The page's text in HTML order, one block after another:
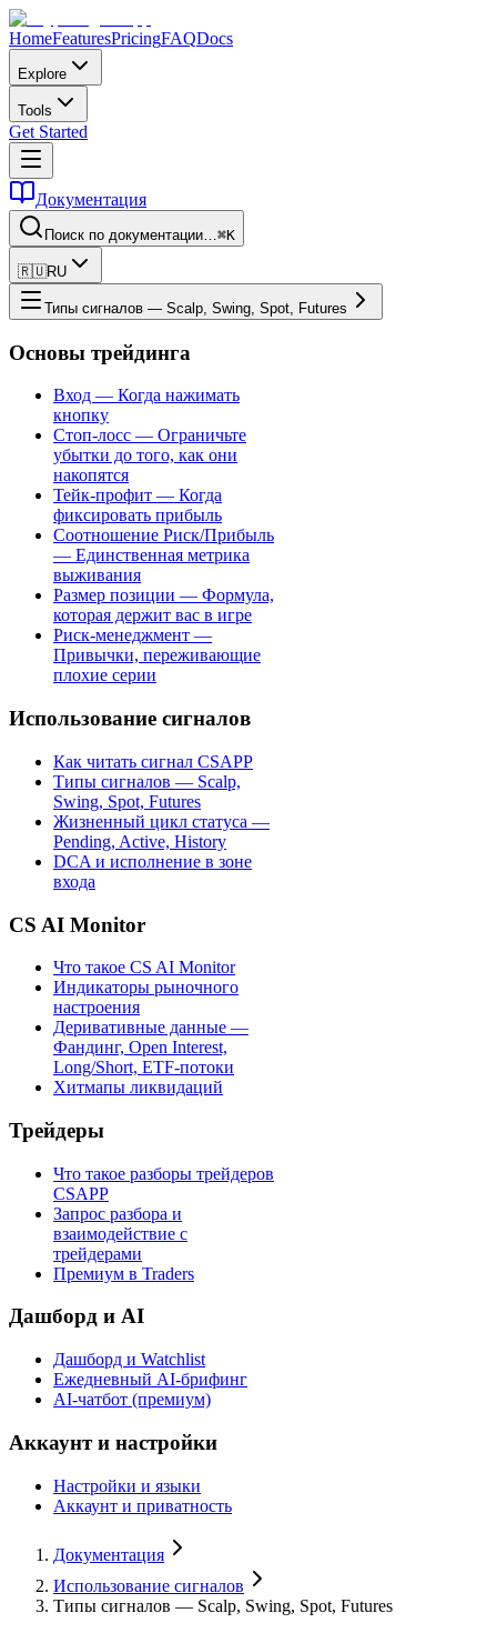
HomeFeaturesPricingFAQDocs
Explore
Tools
Get Started
Документация
Поиск по документации…⌘K
🇷🇺RU
Типы сигналов — Scalp, Swing, Spot, Futures
Основы трейдинга
Вход — Когда нажимать
кнопку
Стоп-лосс — Ограничьте
убытки до того, как они
накопятся
Тейк-профит — Когда
фиксировать прибыль
Соотношение Риск/Прибыль
— Единственная метрика
выживания
Размер позиции — Формула,
которая держит вас в игре
Риск-менеджмент —
Привычки, переживающие
плохие серии
Использование сигналов
Как читать сигнал CSAPP
Типы сигналов — Scalp,
Swing, Spot, Futures
Жизненный цикл статуса —
Pending, Active, History
DCA и исполнение в зоне
входа
CS AI Monitor
Что такое CS AI Monitor
Индикаторы рыночного
настроения
Деривативные данные —
Фандинг, Open Interest,
Long/Short, ETF-потоки
Хитмапы ликвидаций
Трейдеры
Что такое разборы трейдеров
CSAPP
Запрос разбора и
взаимодействие с
трейдерами
Премиум в Traders
Дашборд и AI
Дашборд и Watchlist
Ежедневный AI-брифинг
AI-чатбот (премиум)
Аккаунт и настройки
Настройки и языки
Аккаунт и приватность
Документация
Использование сигналов
Типы сигналов — Scalp, Swing, Spot, Futures